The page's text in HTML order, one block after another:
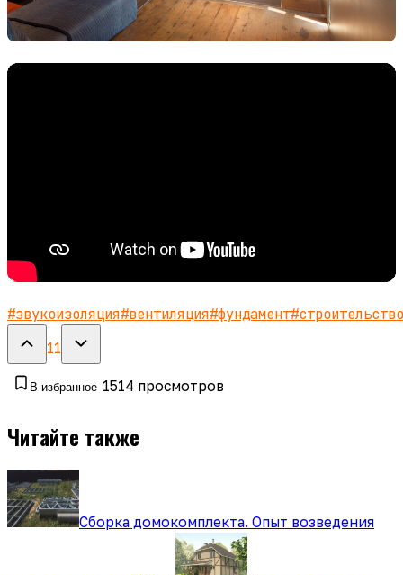
#звукоизоляция#вентиляция#фундамент#строительство
11
В избранное 1514 просмотров
Читайте также
Сборка домокомплекта. Опыт возведения